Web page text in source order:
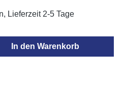
Lieferzeit 2-5 Tage
den gewünschten
In den Warenkorb